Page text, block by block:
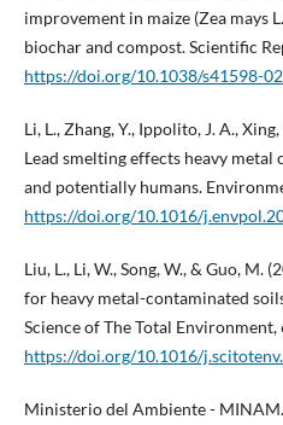
improvement in maize (Zea mays
biochar and compost. Scientific
https://doi.org/10.1038/s41598-
Li, L., Zhang, Y., Ippolito, J. A.,
Lead smelting effects heavy
and potentially humans.
https://doi.org/10.1016/
Liu, L., Li, W., Song, W., & Guo, M.
for heavy metal-contaminated
Science of The Total
https://doi.org/10.1016/
Ministerio del Ambiente -